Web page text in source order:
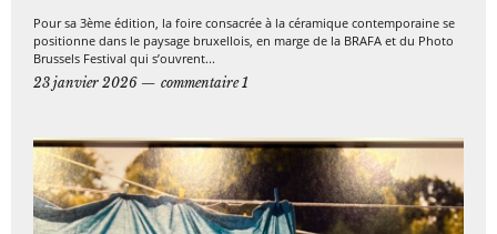
Pour sa 3ème édition, la foire consacrée à la céramique contemporaine se
positionne dans le paysage bruxellois, en marge de la BRAFA et du Photo
Brussels Festival qui s’ouvrent...
23 janvier 2026
commentaire 1